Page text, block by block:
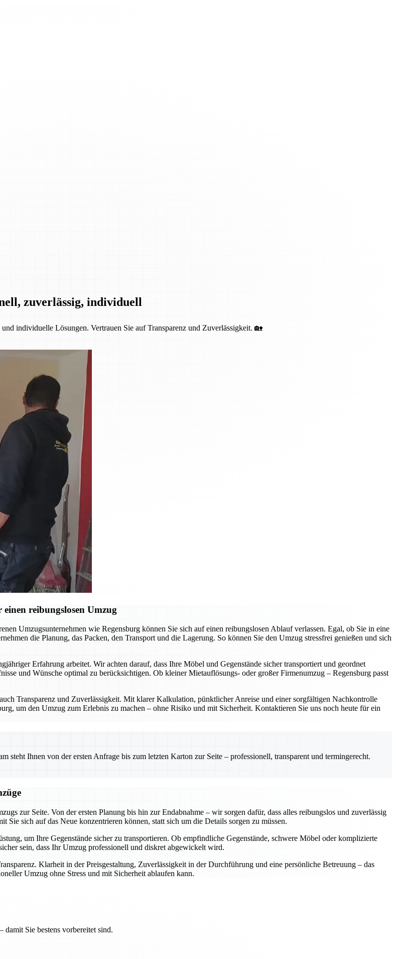
zuverlässig, individuell
individuelle Lösungen. Vertrauen Sie auf Transparenz und Zuverlässigkeit. 🏡
reibungslosen Umzug
Umzugsunternehmen wie Regensburg können Sie sich auf einen reibungslosen Ablauf verlassen. Egal, ob Sie in eine
die Planung, das Packen, den Transport und die Lagerung. So können Sie den Umzug stressfrei genießen und sich
Erfahrung arbeitet. Wir achten darauf, dass Ihre Möbel und Gegenstände sicher transportiert und geordnet
und Wünsche optimal zu berücksichtigen. Ob kleiner Mietauflösungs- oder großer Firmenumzug – Regensburg passt
Transparenz und Zuverlässigkeit. Mit klarer Kalkulation, pünktlicher Anreise und einer sorgfältigen Nachkontrolle
um den Umzug zum Erlebnis zu machen – ohne Risiko und mit Sicherheit. Kontaktieren Sie uns noch heute für ein
steht Ihnen von der ersten Anfrage bis zum letzten Karton zur Seite – professionell, transparent und termingerecht.
zur Seite. Von der ersten Planung bis hin zur Endabnahme – wir sorgen dafür, dass alles reibungslos und zuverlässig
sich auf das Neue konzentrieren können, statt sich um die Details sorgen zu müssen.
um Ihre Gegenstände sicher zu transportieren. Ob empfindliche Gegenstände, schwere Möbel oder komplizierte
sein, dass Ihr Umzug professionell und diskret abgewickelt wird.
Klarheit in der Preisgestaltung, Zuverlässigkeit in der Durchführung und eine persönliche Betreuung – das
Umzug ohne Stress und mit Sicherheit ablaufen kann.
Sie bestens vorbereitet sind.